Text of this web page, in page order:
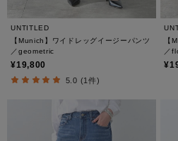
UNTITLED
【Munich】ワイドレッグイージーパンツ
／geometric
¥19,800
5.0 (1件)
【
／